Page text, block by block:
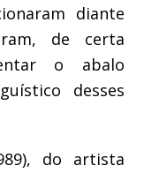
diante
de certa
o abalo
desses
do artista